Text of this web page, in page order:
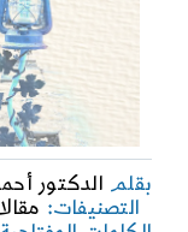
بقلم الدكتور
التصنيفات: